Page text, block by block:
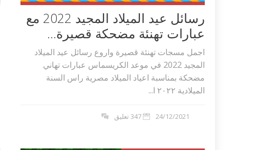
رسائل عيد الميلاد المجيد 2022 مع
عبارات تهنئة مضحكة قصيرة...
اجمل مسجات تهنئة قصيرة واروع رسائل عيد الميلاد
المجيد 2022 في موعد الكريسماس عبارات تهاني
مضحكة بمناسبة اعياد الميلاد مصرية راس السنة
الميلادية ٢٠٢٢ ا...
24/12/2021 347 تعليق